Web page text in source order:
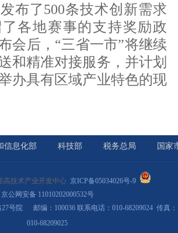
布了500条技术创新需求
各地赛事的支持奖励政
会后，“三省一市”将继续
和精准对接服务，并计划
办具有区域产业特色的现
信息化部 科技部 税务总局 国家
高技术产业开发中心 京ICP备05034026号-9
京公网安备 11010202000532号
号院 邮编：100036 联系电话：010-68209024 传真：
010-68209025